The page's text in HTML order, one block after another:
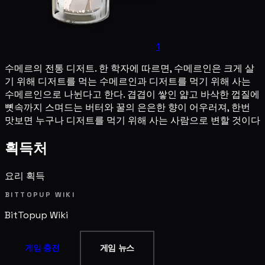
1
수메르의 전통 디저트. 한 학자에 따르면, 수메르인은 크게 살
기 위해 디저트를 먹는 수메르인과 디저트를 먹기 위해 사는
수메르인으로 나뉜다고 한다. 겹겹이 쌓인 얇고 바삭한 껍질에
뼛속까지 스며드는 버터와 꿀의 은은한 향이 어우러져, 한번
맛보면 누구나 디저트를 먹기 위해 사는 사람으로 변할 것이다
획득처
요리 획득
BITTOPUP WIKI
BitTopup Wiki
게임 충전 게임 뉴스